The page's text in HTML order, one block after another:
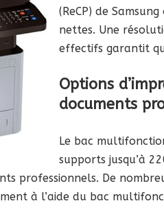
(ReCP) de
nettes. Une
effectifs garantit
Options
documents
Le bac
supports jusqu’à
professionnels. De
à l’aide du bac